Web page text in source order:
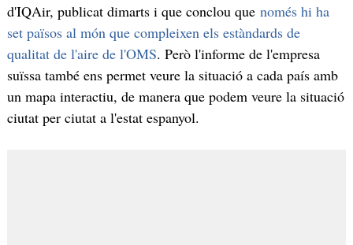
d'IQAir, publicat dimarts i que conclou que només hi ha
set països al món que compleixen els estàndards de
qualitat de l'aire de l'OMS. Però l'informe de l'empresa
suïssa també ens permet veure la situació a cada país amb
un mapa interactiu, de manera que podem veure la situació
ciutat per ciutat a l'estat espanyol.